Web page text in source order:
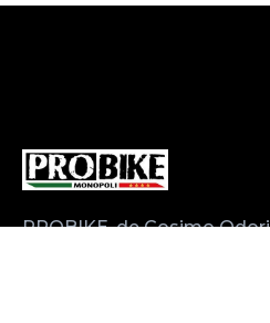
PROBIKE, de Cosimo